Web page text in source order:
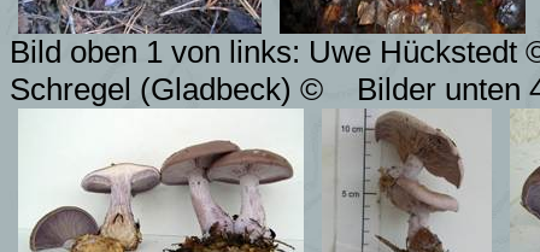
Bild oben 1 von links: Uwe Hückstedt
Schregel (Gladbeck) ©
Bilder unten